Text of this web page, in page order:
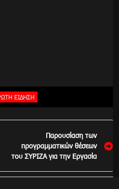
ΕΊΔΗΣΗ
Παρουσίαση των
προγραμματικών θέσεων
του ΣΥΡΙΖΑ για την Εργασία